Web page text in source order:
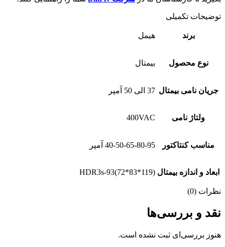
توضیحات تکمیلی
برند هیمل
نوع محصول بیمتال
جریان نامی بیمتال 37 الی 50 آمپر
ولتاژ نامی 400VAC
مناسب کنتاکتور 40-50-65-80-95 آمپر
ابعاد و اندازه بیمتال HDR3s-93(72*83*119)
نظرات (0)
نقد و بررسی‌ها
هنوز بررسی‌ای ثبت نشده است.